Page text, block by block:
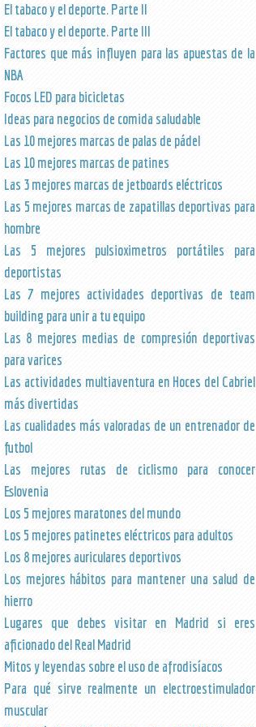
El tabaco y el deporte. Parte II
El tabaco y el deporte. Parte III
Factores que más influyen para las apuestas de la
NBA
Focos LED para bicicletas
Ideas para negocios de comida saludable
Las 10 mejores marcas de palas de pádel
Las 10 mejores marcas de patines
Las 3 mejores marcas de jetboards eléctricos
Las 5 mejores marcas de zapatillas deportivas para
hombre
Las 5 mejores pulsioximetros portátiles para
deportistas
Las 7 mejores actividades deportivas de team
building para unir a tu equipo
Las 8 mejores medias de compresión deportivas
para varices
Las actividades multiaventura en Hoces del Cabriel
más divertidas
Las cualidades más valoradas de un entrenador de
futbol
Las mejores rutas de ciclismo para conocer
Eslovenia
Los 5 mejores maratones del mundo
Los 5 mejores patinetes eléctricos para adultos
Los 8 mejores auriculares deportivos
Los mejores hábitos para mantener una salud de
hierro
Lugares que debes visitar en Madrid si eres
aficionado del Real Madrid
Mitos y leyendas sobre el uso de afrodisíacos
Para qué sirve realmente un electroestimulador
muscular